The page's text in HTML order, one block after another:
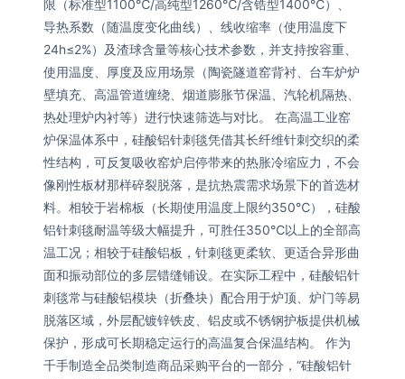
限（标准型1100℃/高纯型1260℃/含锆型1400℃）、
导热系数（随温度变化曲线）、线收缩率（使用温度下
24h≤2%）及渣球含量等核心技术参数，并支持按容重、
使用温度、厚度及应用场景（陶瓷隧道窑背衬、台车炉炉
壁填充、高温管道缠绕、烟道膨胀节保温、汽轮机隔热、
热处理炉内衬等）进行快速筛选与对比。 在高温工业窑
炉保温体系中，硅酸铝针刺毯凭借其长纤维针刺交织的柔
性结构，可反复吸收窑炉启停带来的热胀冷缩应力，不会
像刚性板材那样碎裂脱落，是抗热震需求场景下的首选材
料。相较于岩棉板（长期使用温度上限约350℃），硅酸
铝针刺毯耐温等级大幅提升，可胜任350℃以上的全部高
温工况；相较于硅酸铝板，针刺毯更柔软、更适合异形曲
面和振动部位的多层错缝铺设。在实际工程中，硅酸铝针
刺毯常与硅酸铝模块（折叠块）配合用于炉顶、炉门等易
脱落区域，外层配镀锌铁皮、铝皮或不锈钢护板提供机械
保护，形成可长期稳定运行的高温复合保温结构。 作为
千手制造全品类制造商品采购平台的一部分，“硅酸铝针